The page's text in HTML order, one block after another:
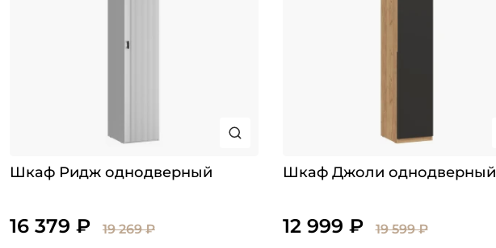
Шкаф Ридж однодверный
16 379 ₽ 19 269 ₽
Шкаф Джоли однодверный
12 999 ₽ 19 599 ₽